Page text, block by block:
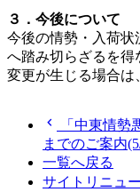
３．今後について
今後の情勢・入荷状
へ踏み切らざるを得
変更が生じる場合は
chevron_left
「中東情
までのご案内
一覧へ戻る
サイトリニュ